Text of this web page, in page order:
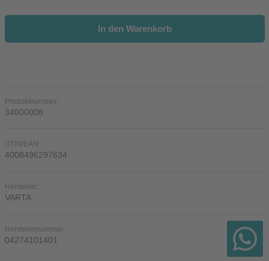
In den Warenkorb
Produktnummer:
34000008
GTIN/EAN:
4008496297634
Hersteller:
VARTA
Herstellernummer:
04274101401